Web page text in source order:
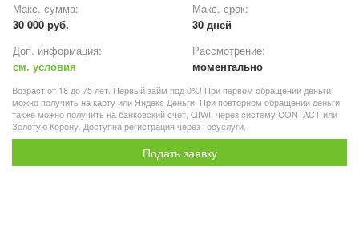
Макс. сумма:
30 000 руб.
Макс. срок:
30 дней
Доп. информация:
см. условия
Рассмотрение:
моментально
Возраст от 18 до 75 лет. Первый займ под 0%! При первом обращении деньги
можно получить на карту или Яндекс Деньги. При повторном обращении деньги
также можно получить на банковский счет, QIWI, через систему CONTACT или
Золотую Корону. Доступна регистрация через Госуслуги.
Подать заявку